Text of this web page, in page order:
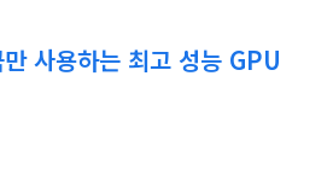
사용하는 최고 성능 GPU